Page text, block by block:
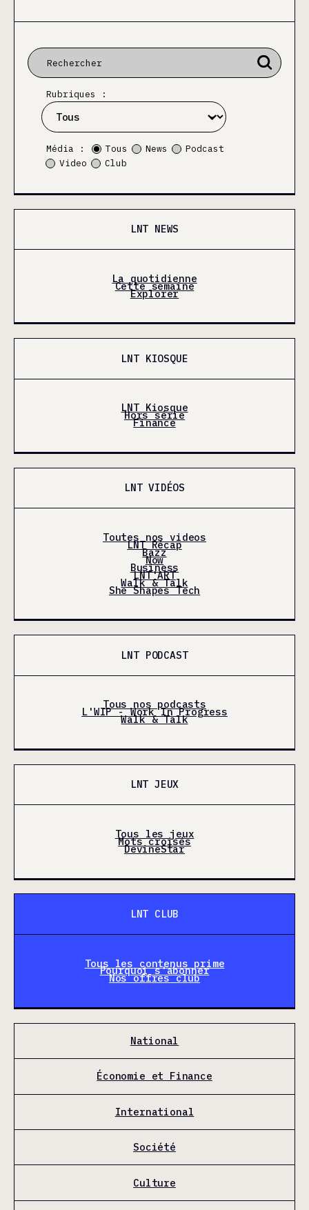
Rubriques :
Média : Tous News
Podcast
Video
Club
LNT NEWS
La quotidienne
Cette semaine
Explorer
LNT KIOSQUE
LNT Kiosque
Hors série
Finance
LNT VIDÉOS
Toutes nos videos
LNT Récap
Bazz
Now
Business
LNT'ART
Walk & Talk
She Shapes Tech
LNT PODCAST
Tous nos podcasts
L'WIP - Work In Progress
Walk & Talk
LNT JEUX
Tous les jeux
Mots croisés
DevineStar
LNT CLUB
Tous les contenus prime
Pourquoi s'abonner
Nos offres club
National
Économie et Finance
International
Société
Culture